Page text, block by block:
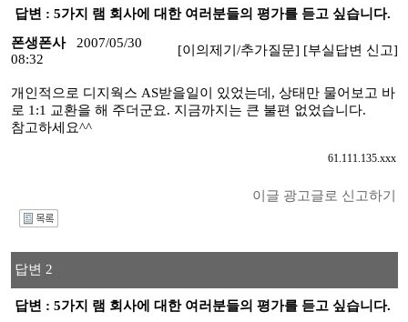
답변 : 5가지 램 회사에 대한 여러분들의 평가를 듣고 싶습니다.
폰생폰사
2007/05/30
08:32
[이의제기/추가질문] [부실답변 신고]
개인적으로 디지웍스 AS받을일이 있었는데, 상태만 물어보고 바
로 1:1 교환을 해 주더군요. 지금까지는 큰 불편 없었습니다.
참고하세요^^
61.111.135.xxx
이글 광고글로 신고하기
답변 2
답변 : 5가지 램 회사에 대한 여러분들의 평가를 듣고 싶습니다.